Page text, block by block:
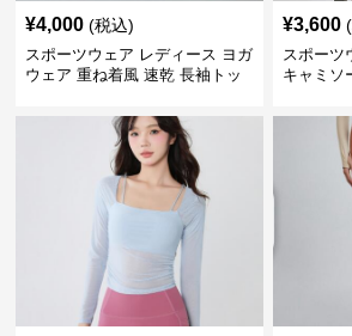
¥4,000 (税込)
スポーツウェア レディース ヨガ
ウェア 重ね着風 速乾 長袖トッ
¥3,600
スポーツ
キャミソ